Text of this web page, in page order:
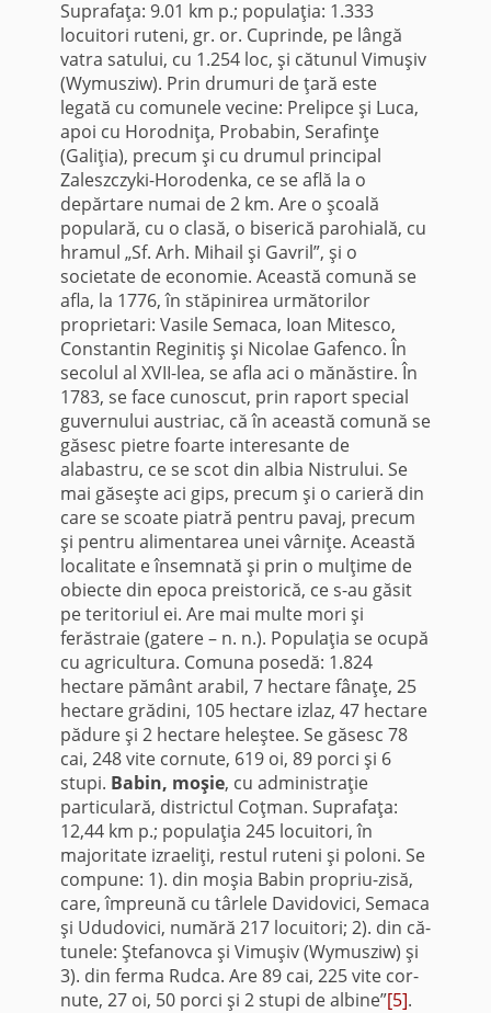
Suprafaţa: 9.01 km p.; po­pulaţia: 1.333
locuitori ruteni, gr. or. Cuprinde, pe lângă
vatra satului, cu 1.254 loc, şi cătunul Vimuşiv
(Wymusziw). Prin drumuri de ţară este
legată cu comunele vecine: Pre­lipce şi Luca,
apoi cu Horodniţa, Probabin, Serafinţe
(Galiţia), precum şi cu dru­mul principal
Zaleszczyki-Horodenka, ce se află la o
depărtare numai de 2 km. Are o şcoală
populară, cu o clasă, o biserică parohială, cu
hramul „Sf. Arh. Mihail şi Gavril”, şi o
societate de economie. Această comună se
afla, la 1776, în stăpinirea următorilor
proprietari: Vasile Semaca, Ioan Mitesco,
Constantin Reginitiş şi Nicolae Gafenco. În
secolul al XVII-lea, se afla aci o mănăstire. În
1783, se face cunoscut, prin raport special
guvernului austriac, că în această comună se
găsesc pietre foarte intere­sante de
alabastru, ce se scot din albia Nistrului. Se
mai găseşte aci gips, precum şi o carieră din
care se scoate piatră pentru pavaj, precum
şi pentru alimentarea unei vârniţe. Această
localitate e însem­nată şi prin o mulţime de
obiecte din epoca preistorică, ce s-au găsit
pe teritoriul ei. Are mai multe mori şi
ferăstraie (gatere – n. n.). Populaţia se ocupă
cu agricultura. Comuna posedă: 1.824
hectare pământ arabil, 7 hectare fânaţe, 25
hectare grădini, 105 hectare izlaz, 47 hectare
pădure şi 2 hectare heleştee. Se găsesc 78
cai, 248 vite cornute, 619 oi, 89 porci şi 6
stupi. Babin, moşie, cu administraţie
particulară, districtul Coţman. Suprafaţa:
12,44 km p.; popu­laţia 245 locuitori, în
majoritate izraeliţi, restul ruteni şi po­loni. Se
compune: 1). din moşia Babin propriu-zisă,
care, împreună cu târlele Davidovici, Semaca
şi Ududovici, numără 217 locuitori; 2). din că­
tunele: Ştefanovca şi Vimuşiv (Wymusziw) şi
3). din ferma Rudca. Are 89 cai, 225 vite cor­
nute, 27 oi, 50 porci şi 2 stupi de albine”[5].